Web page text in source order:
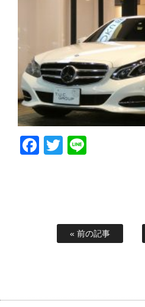
Facebook
Twitter
« 前の記事